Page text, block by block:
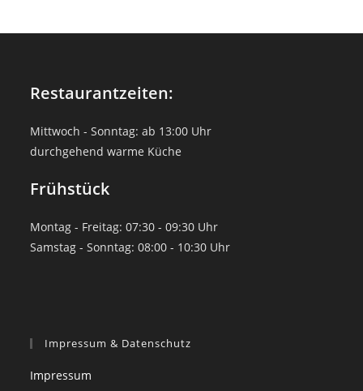
Restaurantzeiten:
Mittwoch - Sonntag: ab 13:00 Uhr
durchgehend warme Küche
Frühstück
Montag - Freitag: 07:30 - 09:30 Uhr
Samstag - Sonntag: 08:00 - 10:30 Uhr
Impressum & Datenschutz
Impressum